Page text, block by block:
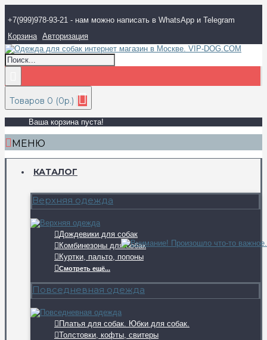
+7(999)978-93-21 - нам можно написать в WhatsApp и Telegram
Корзина Авторизация
Товаров 0 (0р.)
Ваша корзина пуста!
МЕНЮ
КАТАЛОГ
Верхняя одежда
Дождевики для собак
Комбинезоны для собак
Куртки, пальто, попоны
Смотреть ещё...
Повседневная одежда
Платья для собак. Юбки для собак.
Толстовки, кофты, свитеры